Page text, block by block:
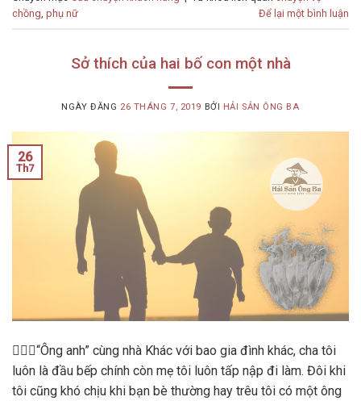
chồng phụ nữ Để lại một bình luận
Sở thích của hai bố con một nhà
NGÀY ĐĂNG 26 THÁNG 7, 2019 BỞI HẢI SẢN ÔNG BA
26
Th7
👨‍❤️‍👨“Ông anh” cùng nhà Khác với bao gia đình khác, cha tôi
luôn là đầu bếp chính còn mẹ tôi luôn tấp nập đi làm. Đôi khi
tôi cũng khó chịu khi bạn bè thường hay trêu tôi có một ông